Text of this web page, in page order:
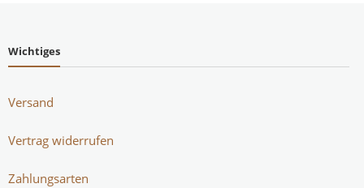
Wichtiges
Versand
Vertrag widerrufen
Zahlungsarten